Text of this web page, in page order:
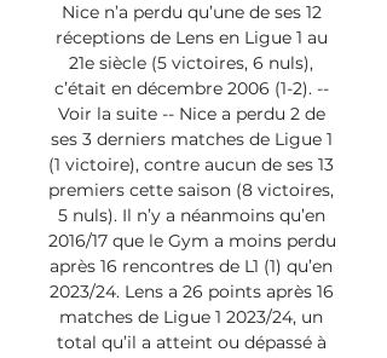
Nice n’a perdu qu’une de ses 12
réceptions de Lens en Ligue 1 au
21e siècle (5 victoires, 6 nuls),
c’était en décembre 2006 (1-2). --
Voir la suite -- Nice a perdu 2 de
ses 3 derniers matches de Ligue 1
(1 victoire), contre aucun de ses 13
premiers cette saison (8 victoires,
5 nuls). Il n’y a néanmoins qu’en
2016/17 que le Gym a moins perdu
après 16 rencontres de L1 (1) qu’en
2023/24. Lens a 26 points après 16
matches de Ligue 1 2023/24, un
total qu’il a atteint ou dépassé à